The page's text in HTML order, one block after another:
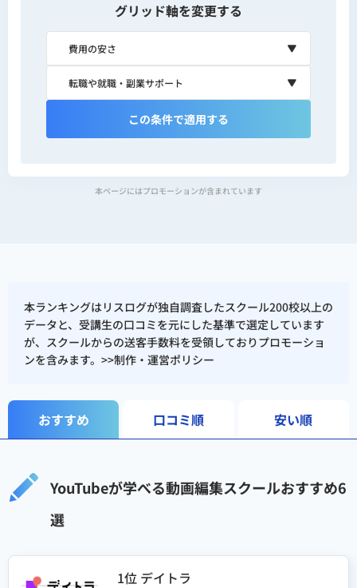
グリッド軸を変更する
この条件で適用する
本ページにはプロモーションが含まれています
本ランキングはリスログが独自調査したスクール200校以上の
データと、受講生の口コミを元にした基準で選定しています
が、スクールからの送客手数料を受領しておりプロモーショ
ンを含みます。>>制作・運営ポリシー
おすすめ 口コミ順 安い順
YouTubeが学べる動画編集スクールおすすめ6
選
1位 デイトラ